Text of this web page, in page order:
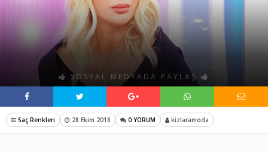
SOSYAL MEDYADA PAYLAŞ
Saç Renkleri 28 Ekim 2018 0 YORUM kizlaramoda